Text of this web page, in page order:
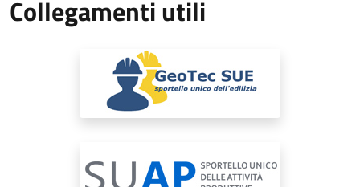
Collegamenti utili